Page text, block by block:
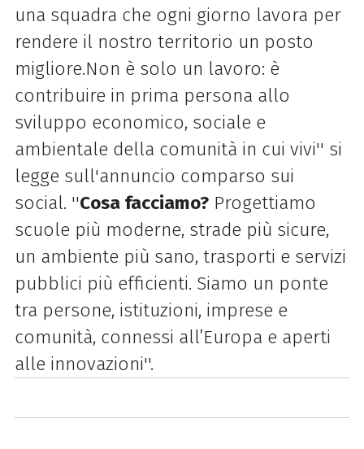
una squadra che ogni giorno lavora per
rendere il nostro territorio un posto
migliore.Non è solo un lavoro: è
contribuire in prima persona allo
sviluppo economico, sociale e
ambientale della comunità in cui vivi'' si
legge sull'annuncio comparso sui
social. ''Cosa facciamo?Progettiamo
scuole più moderne, strade più sicure,
un ambiente più sano, trasporti e servizi
pubblici più efficienti. Siamo un ponte
tra persone, istituzioni, imprese e
comunità, connessi all’Europa e aperti
alle innovazioni''.